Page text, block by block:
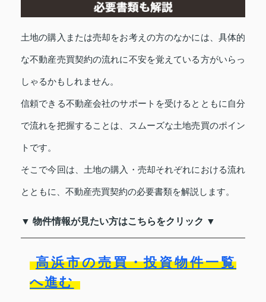
土地の購入または売却をお考えの方のなかには、具体的
な不動産売買契約の流れに不安を覚えている方がいらっ
しゃるかもしれません。
信頼できる不動産会社のサポートを受けるとともに自分
で流れを把握することは、スムーズな土地売買のポイン
トです。
そこで今回は、土地の購入・売却それぞれにおける流れ
とともに、不動産売買契約の必要書類を解説します。
▼ 物件情報が見たい方はこちらをクリック ▼
高浜市の売買・投資物件一覧
へ進む